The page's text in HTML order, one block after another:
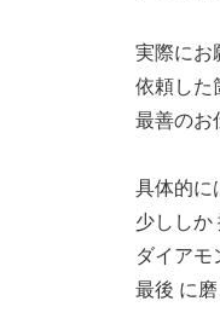
実際にお
依頼した
最善のお
具体的に
少ししか
ダイアモ
最後 に